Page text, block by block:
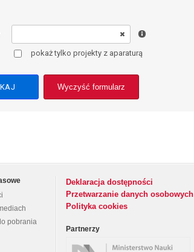
pokaż tylko projekty z aparaturą
Wyczyść formularz
pobrania
Deklaracja dostępności
Przetwarzanie danych osobowych
Polityka cookies
Partnerzy